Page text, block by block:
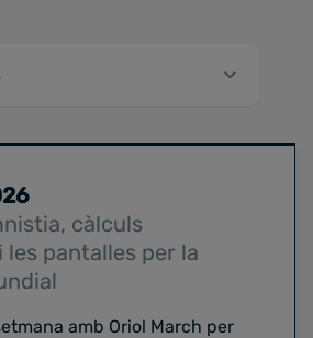
càlculs
les pantalles per la
amb Oriol March per